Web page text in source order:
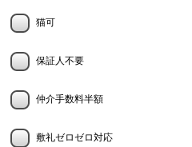
猫可
保証人不要
仲介手数料半額
敷礼ゼロゼロ対応